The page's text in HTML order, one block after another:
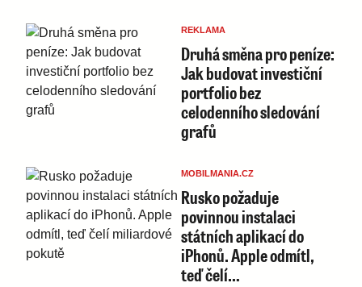
REKLAMA
Druhá směna pro peníze:
Jak budovat investiční
portfolio bez
celodenního sledování
grafů
MOBILMANIA.CZ
Rusko požaduje
povinnou instalaci
státních aplikací do
iPhonů. Apple odmítl,
teď čelí…